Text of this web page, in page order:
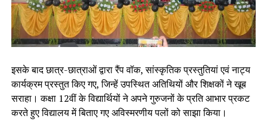
इसके बाद छात्र-छात्राओं द्वारा रैंप वॉक, सांस्कृतिक प्रस्तुतियां एवं नाट्य
कार्यक्रम प्रस्तुत किए गए, जिन्हें उपस्थित अतिथियों और शिक्षकों ने खूब
सराहा। कक्षा 12वीं के विद्यार्थियों ने अपने गुरुजनों के प्रति आभार प्रकट
करते हुए विद्यालय में बिताए गए अविस्मरणीय पलों को साझा किया।